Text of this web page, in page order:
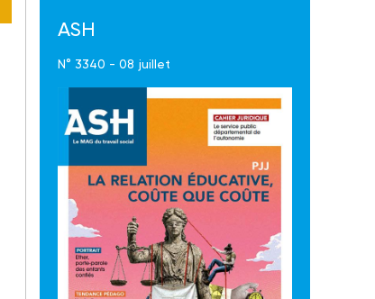
ASH
N° 3340 - 08 juillet